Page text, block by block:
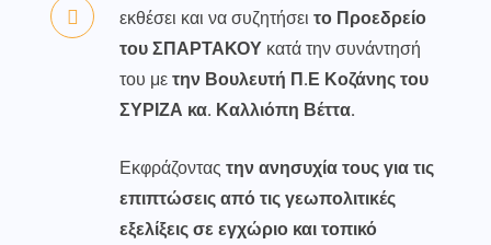
εκθέσει και να συζητήσει το Προεδρείο
του ΣΠΑΡΤΑΚΟΥ κατά την συνάντησή
του μετην Βουλευτή Π.Ε Κοζάνης του
ΣΥΡΙΖΑ κα. Καλλιόπη Βέττα.
Εκφράζοντας την ανησυχία τους για τις
επιπτώσεις από τις γεωπολιτικές
εξελίξεις σε εγχώριο και τοπικό